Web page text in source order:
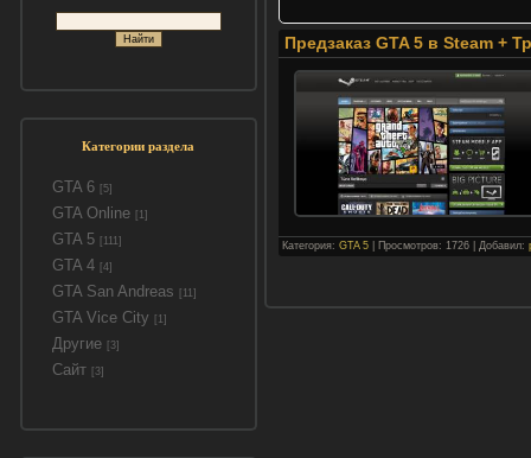
Категории раздела
GTA 6 [5]
GTA Online [1]
GTA 5 [111]
GTA 4 [4]
GTA San Andreas [11]
GTA Vice City [1]
Другие [3]
Сайт [3]
Предзаказ GTA 5 в Steam +
Категория: GTA 5| Просмотров: 1726 | Добавил: